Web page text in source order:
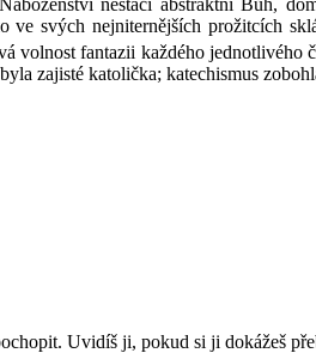
svých nejniternějších prožitcích
volnost fantazii každého jednotlivého
zajisté katolička; katechismus
Uvidíš ji, pokud si ji dokážeš